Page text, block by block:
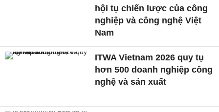
hội tụ chiến lược của công
nghiệp và công nghệ Việt
Nam
ITWA Vietnam 2026 quy tụ
hơn 500 doanh nghiệp công
nghệ và sản xuất